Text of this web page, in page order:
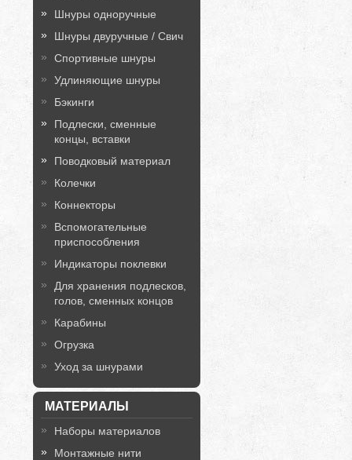
Шнуры одноручные
Шнуры двуручные / Свич
Спортивные шнуры
Удлиняющие шнуры
Бэкинги
Подлески, сменные
концы, вставки
Поводковый материал
Колечки
Коннекторы
Вспомогательные
приспособления
Индикаторы поклевки
Для хранения подлесков,
голов, сменных концов
Карабины
Огрузка
Уход за шнурами
МАТЕРИАЛЫ
Наборы материалов
Монтажные нити